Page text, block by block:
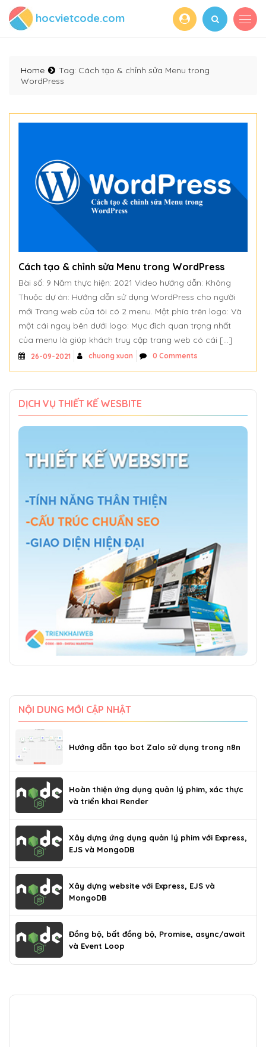
hocvietcode.com
Home Tag: Cách tạo & chỉnh sửa Menu trong
WordPress
Cách tạo & chỉnh sửa Menu trong WordPress
Bài số: 9 Năm thực hiện: 2021 Video hướng dẫn: Không
Thuộc dự án: Hướng dẫn sử dụng WordPress cho người
mới Trang web của tôi có 2 menu. Một phía trên logo: Và
một cái ngay bên dưới logo: Mục đích quan trọng nhất
của menu là giúp khách truy cập trang web có cái […]
26-09-2021 chuong xuan 0 Comments
DỊCH VỤ THIẾT KẾ WESBITE
NỘI DUNG MỚI CẬP NHẬT
Hướng dẫn tạo bot Zalo sử dụng trong n8n
Hoàn thiện ứng dụng quản lý phim, xác thực
và triển khai Render
Xây dựng ứng dụng quản lý phim với Express,
EJS và MongoDB
Xây dựng website với Express, EJS và
MongoDB
Đồng bộ, bất đồng bộ, Promise, async/await
và Event Loop